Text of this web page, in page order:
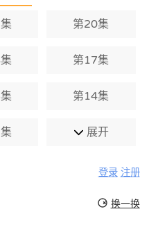
第20集
第17集
第14集
展开
登录 注册
换一换